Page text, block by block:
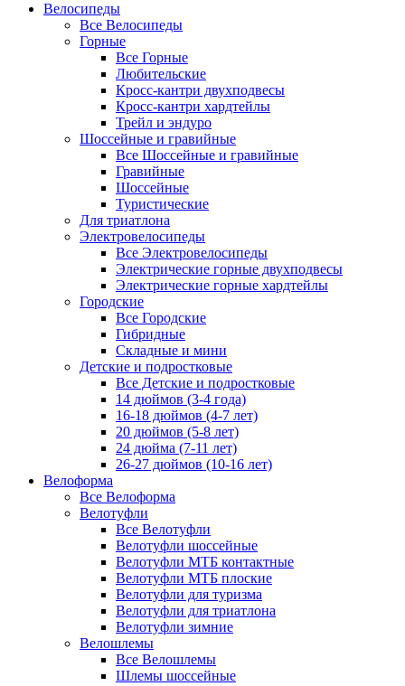
Велосипеды
Все Велосипеды
Горные
Все Горные
Любительские
Кросс-кантри двухподвесы
Кросс-кантри хардтейлы
Трейл и эндуро
Шоссейные и гравийные
Все Шоссейные и гравийные
Гравийные
Шоссейные
Туристические
Для триатлона
Электровелосипеды
Все Электровелосипеды
Электрические горные двухподвесы
Электрические горные хардтейлы
Городские
Все Городские
Гибридные
Складные и мини
Детские и подростковые
Все Детские и подростковые
14 дюймов (3-4 года)
16-18 дюймов (4-7 лет)
20 дюймов (5-8 лет)
24 дюйма (7-11 лет)
26-27 дюймов (10-16 лет)
Велоформа
Все Велоформа
Велотуфли
Все Велотуфли
Велотуфли шоссейные
Велотуфли МТБ контактные
Велотуфли МТБ плоские
Велотуфли для туризма
Велотуфли для триатлона
Велотуфли зимние
Велошлемы
Все Велошлемы
Шлемы шоссейные